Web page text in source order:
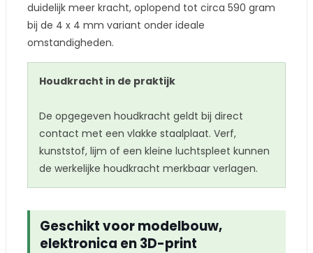
duidelijk meer kracht, oplopend tot circa 590 gram
bij de 4 x 4 mm variant onder ideale
omstandigheden.
Houdkracht in de praktijk
De opgegeven houdkracht geldt bij direct
contact met een vlakke staalplaat. Verf,
kunststof, lijm of een kleine luchtspleet kunnen
de werkelijke houdkracht merkbaar verlagen.
Geschikt voor modelbouw,
elektronica en 3D-print